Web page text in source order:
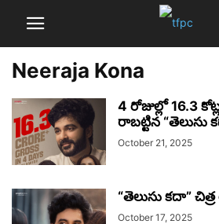
Neeraja Kona
4 రోజుల్లో 16.3
రాబట్టిన “తెలుసు
October 21, 2025
“తెలుసు కదా”
October 17, 2025